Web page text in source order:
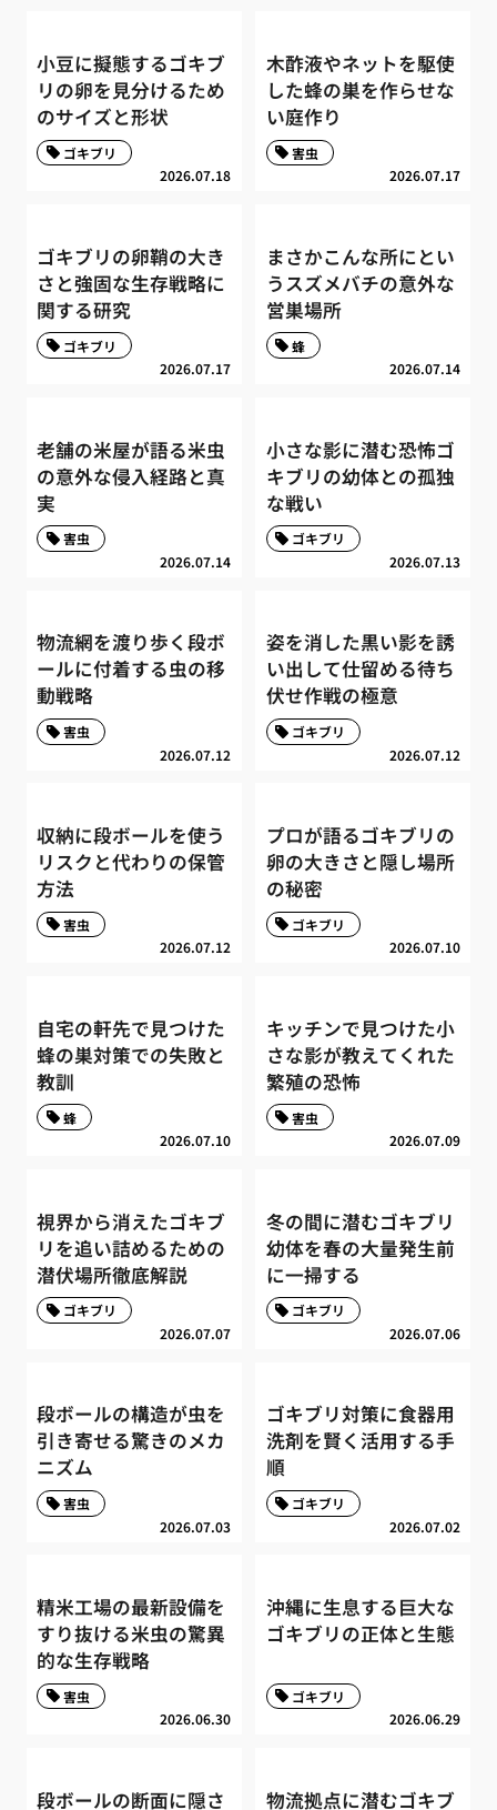
小豆に擬態するゴキブ
リの卵を見分けるため
のサイズと形状
2026.07.18
ゴキブリ
木酢液やネットを駆使
した蜂の巣を作らせな
い庭作り
2026.07.17
害虫
ゴキブリの卵鞘の大き
さと強固な生存戦略に
関する研究
2026.07.17
ゴキブリ
まさかこんな所にとい
うスズメバチの意外な
営巣場所
2026.07.14
蜂
老舗の米屋が語る米虫
の意外な侵入経路と真
実
2026.07.14
害虫
小さな影に潜む恐怖ゴ
キブリの幼体との孤独
な戦い
2026.07.13
ゴキブリ
物流網を渡り歩く段ボ
ールに付着する虫の移
動戦略
2026.07.12
害虫
姿を消した黒い影を誘
い出して仕留める待ち
伏せ作戦の極意
2026.07.12
ゴキブリ
収納に段ボールを使う
リスクと代わりの保管
方法
2026.07.12
害虫
プロが語るゴキブリの
卵の大きさと隠し場所
の秘密
2026.07.10
ゴキブリ
自宅の軒先で見つけた
蜂の巣対策での失敗と
教訓
2026.07.10
蜂
キッチンで見つけた小
さな影が教えてくれた
繁殖の恐怖
2026.07.09
害虫
視界から消えたゴキブ
リを追い詰めるための
潜伏場所徹底解説
2026.07.07
ゴキブリ
冬の間に潜むゴキブリ
幼体を春の大量発生前
に一掃する
2026.07.06
ゴキブリ
段ボールの構造が虫を
引き寄せる驚きのメカ
ニズム
2026.07.03
害虫
ゴキブリ対策に食器用
洗剤を賢く活用する手
順
2026.07.02
ゴキブリ
精米工場の最新設備を
すり抜ける米虫の驚異
的な生存戦略
2026.06.30
害虫
沖縄に生息する巨大な
ゴキブリの正体と生態
2026.06.29
ゴキブリ
段ボールの断面に隠さ 物流拠点に潜むゴキブ